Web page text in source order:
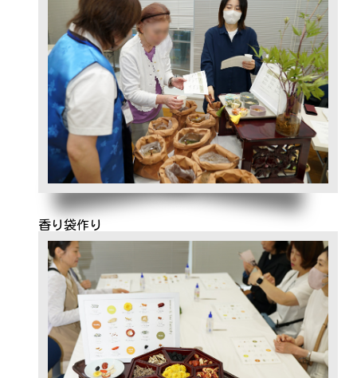
香り袋作り